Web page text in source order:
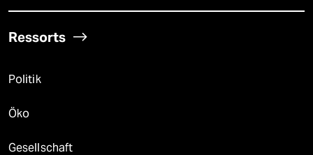
Ressorts
Politik
Öko
Gesellschaft